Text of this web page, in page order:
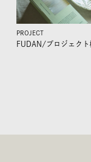
PROJECT
FUDAN/プロジェクト